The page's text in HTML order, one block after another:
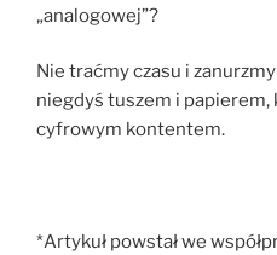
„analogowej”?
Nie traćmy czasu i
niegdyś tuszem i
cyfrowym kontentem.
*Artykuł powstał we